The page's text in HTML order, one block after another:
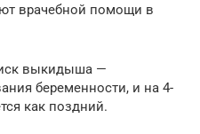
врачебной помощи в
выкидыша —
беременности, и на 4-
как поздний.